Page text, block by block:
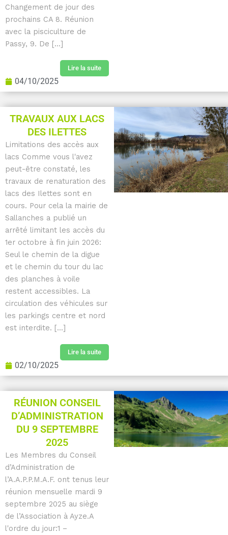
Changement de jour des
prochains CA 8. Réunion
avec la pisciculture de
Passy, 9. De [...]
Lire la suite
04/10/2025
TRAVAUX AUX LACS
DES ILETTES
Limitations des accès aux
lacs Comme vous l'avez
peut-être constaté, les
travaux de renaturation des
lacs des Ilettes sont en
cours. Pour cela la mairie de
Sallanches a publié un
arrêté limitant les accès du
1er octobre à fin juin 2026:
Seul le chemin de la digue
et le chemin du tour du lac
des planches à voile
restent accessibles. La
circulation des véhicules sur
les parkings centre et nord
est interdite. [...]
Lire la suite
02/10/2025
RÉUNION CONSEIL
D’ADMINISTRATION
DU 9 SEPTEMBRE
2025
Les Membres du Conseil
d’Administration de
l’A.A.P.P.M.A.F. ont tenus leur
réunion mensuelle mardi 9
septembre 2025 au siège
de l’Association à Ayze.A
l'ordre du jour:1 –